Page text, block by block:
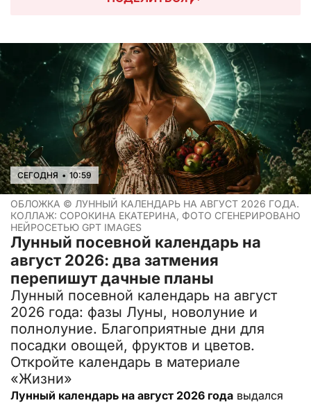
СЕГОДНЯ • 10:59
ОБЛОЖКА © ЛУННЫЙ КАЛЕНДАРЬ НА АВГУСТ 2026 ГОДА.
КОЛЛАЖ: СОРОКИНА ЕКАТЕРИНА, ФОТО СГЕНЕРИРОВАНО
НЕЙРОСЕТЬЮ GPT IMAGES
Лунный посевной календарь на
август 2026: два затмения
перепишут дачные планы
Лунный посевной календарь на август
2026 года: фазы Луны, новолуние и
полнолуние. Благоприятные дни для
посадки овощей, фруктов и цветов.
Откройте календарь в материале
«Жизни»
Лунный календарь на август 2026 года выдался